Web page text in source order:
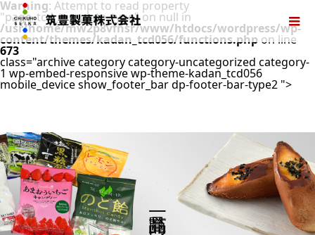
Warning: Attempt to read property
"page_tcd_template_type" on null in
/usr/home/mw2p8vfnsr/www/htdocs/wordpress/wp-
content/themes/kadan_tcd056/functions.php on line
673
class="archive category category-uncategorized category-
1 wp-embed-responsive wp-theme-kadan_tcd056
mobile_device show_footer_bar dp-footer-bar-type2 ">